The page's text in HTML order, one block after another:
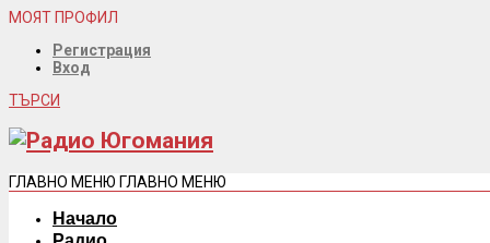
МОЯТ ПРОФИЛ
Регистрация
Вход
ТЪРСИ
ГЛАВНО МЕНЮ ГЛАВНО МЕНЮ
Начало